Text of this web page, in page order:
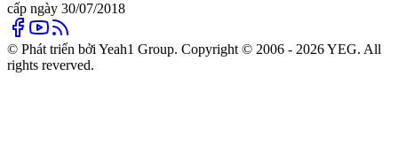
cấp ngày 30/07/2018
© Phát triển bởi Yeah1 Group. Copyright © 2006 - 2026 YEG. All
rights reverved.